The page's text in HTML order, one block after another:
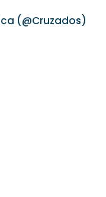
(@Cruzados)